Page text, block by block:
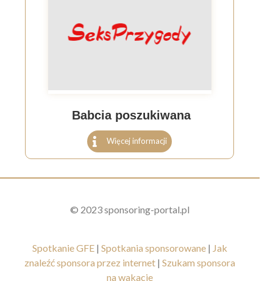
Babcia poszukiwana
Więcej informacji
© 2023 sponsoring-portal.pl
Spotkanie GFE| Spotkania sponsorowane| Jak
znaleźć sponsora przez internet| Szukam sponsora
na wakacje